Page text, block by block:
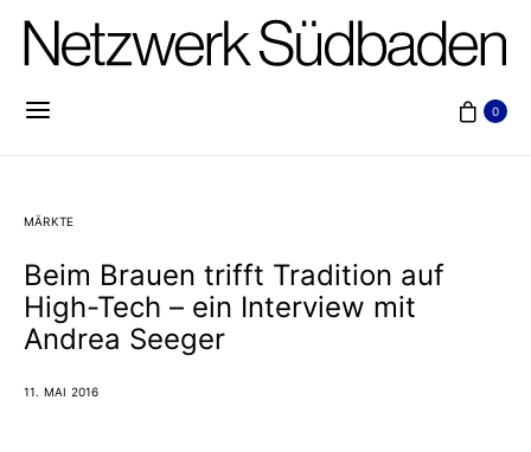
0
MÄRKTE
Beim Brauen trifft Tradition auf
High-Tech – ein Interview mit
Andrea Seeger
11. MAI 2016